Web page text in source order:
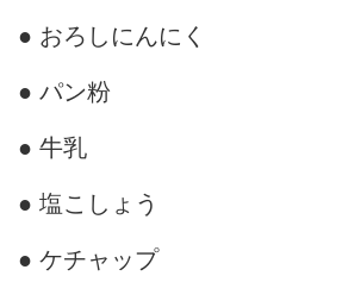
● おろしにんにく
● パン粉
● 牛乳
● 塩こしょう
● ケチャップ